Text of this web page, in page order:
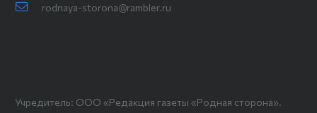
rodnaya-storona@rambler.ru
Учредитель: ООО «Редакция газеты «Родная сторона».